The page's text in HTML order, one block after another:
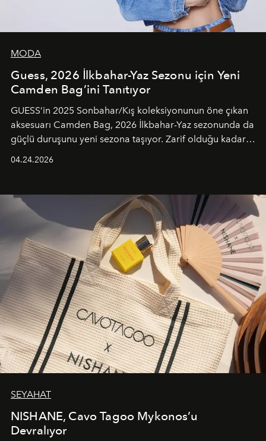
MODA
Guess, 2026 İlkbahar-Yaz Sezonu için Yeni
Camden Bag’ini Tanıtıyor
GUESS’in 2025 Sonbahar/Kış koleksiyonunun öne çıkan
aksesuarı Camden Bag, 2026 İlkbahar-Yaz sezonunda da
güçlü duruşunu yeni sezona taşıyor. Zarif olduğu kadar
04.24.2026
SEYAHAT
NISHANE, Cavo Tagoo Mykonos’u
Devralıyor